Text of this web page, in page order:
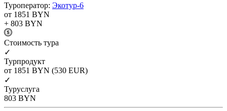
Туроператор: Экотур-6
от 1851 BYN
+ 803 BYN
Cтоимость тура
✓
Турпродукт
от 1851 BYN (530 EUR)
✓
Туруслуга
803 BYN